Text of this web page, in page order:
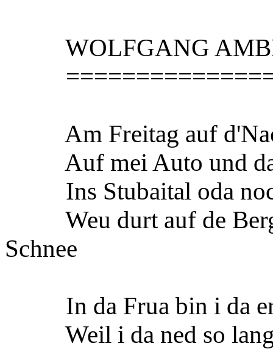
WOLFGANG
Am Freitag auf
Auf mei Auto und
Ins Stubaital oda
Weu durt auf de Berg
Schnee
In da Frua bin i da
Weil i da ned so lang